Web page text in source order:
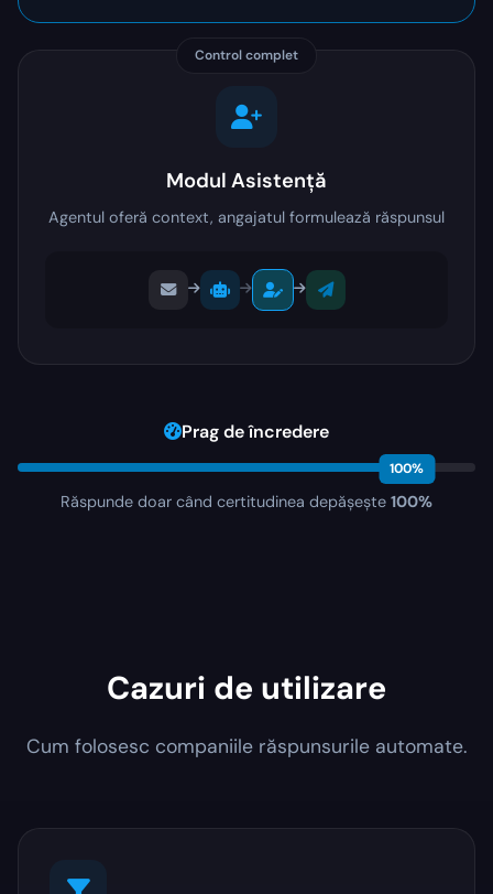
Control complet
Modul Asistență
Agentul oferă context, angajatul formulează răspunsul
Prag de încredere
100%
Răspunde doar când certitudinea depășește 100%
Cazuri de utilizare
Cum folosesc companiile răspunsurile automate.